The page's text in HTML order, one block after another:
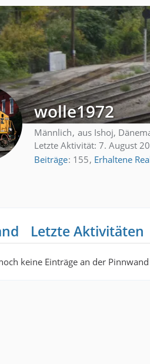
wolle1972
Männlich aus Ishoj,
Letzte Aktivität: 7. August
Beiträge 155 Erhaltene
Letzte Aktivitäten
keine Einträge an der